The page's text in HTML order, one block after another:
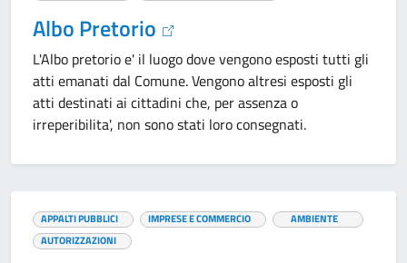
Albo Pretorio
L'Albo pretorio e' il luogo dove vengono esposti tutti gli
atti emanati dal Comune. Vengono altresi esposti gli
atti destinati ai cittadini che, per assenza o
irreperibilita', non sono stati loro consegnati.
APPALTI PUBBLICI IMPRESE E COMMERCIO
AMBIENTE
AUTORIZZAZIONI